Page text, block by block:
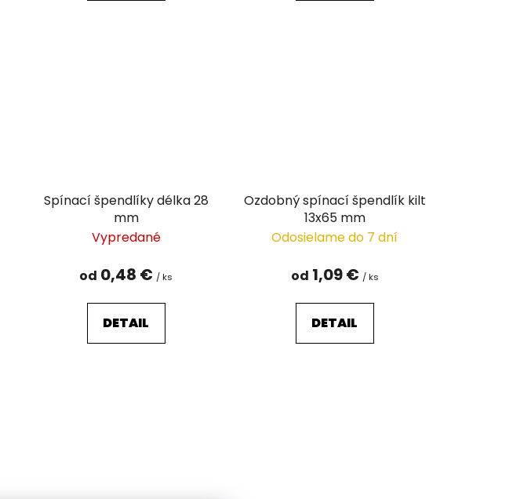
Spínací špendlíky délka 28
mm
Vypredané
od 0,48 € / ks
DETAIL
Ozdobný spínací špendlík kilt
13x65 mm
Odosielame do 7 dní
od 1,09 € / ks
DETAIL